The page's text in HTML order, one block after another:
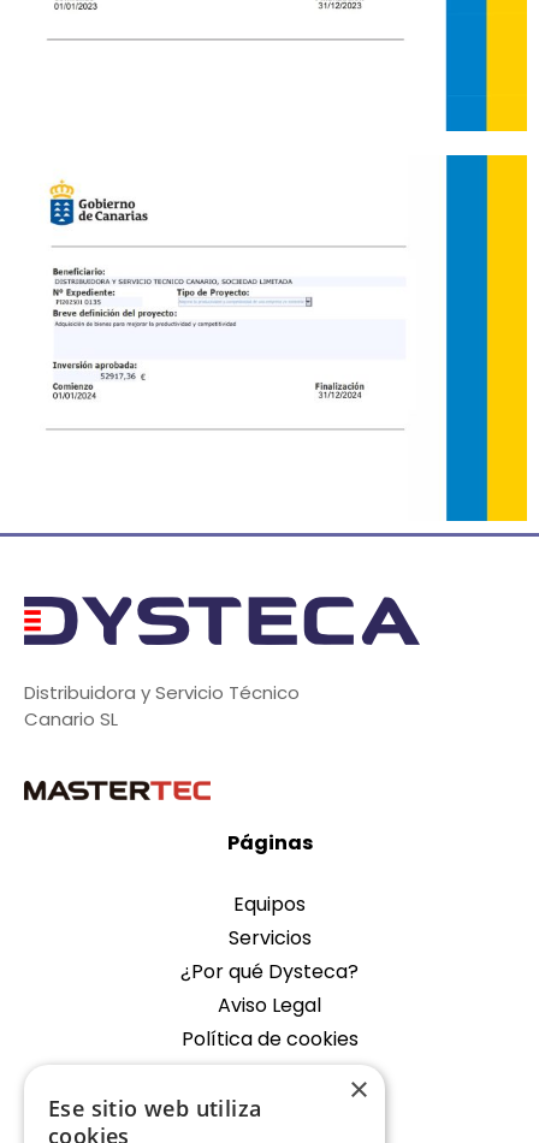
Distribuidora y Servicio Técnico
Canario SL
Páginas
Equipos
Servicios
¿Por qué Dysteca?
Aviso Legal
Política de cookies
Empresa
×
Ese sitio web utiliza
cookies